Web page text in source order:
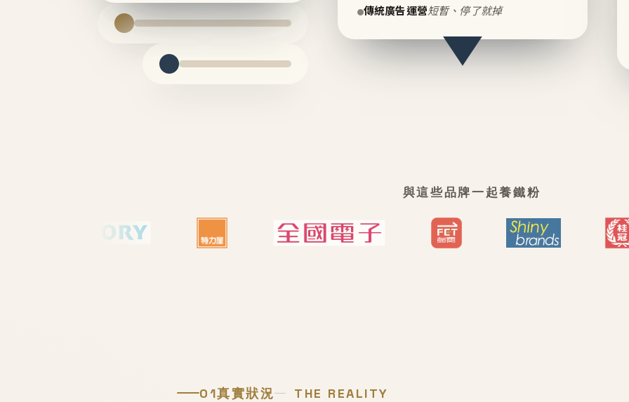
傳統廣告運營短暫、停了就掉
與這些品牌一起養鐵粉
01真實狀況 THE REALITY